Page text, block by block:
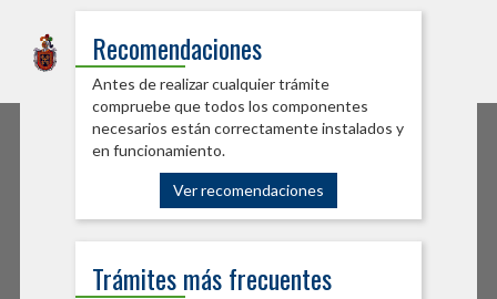
Sede Electrónica
Ayuntamiento de Burlada
Recomendaciones
Antes de realizar cualquier trámite
compruebe que todos los componentes
necesarios están correctamente instalados y
en funcionamiento.
Ver recomendaciones
Trámites más frecuentes